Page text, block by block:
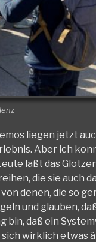
liegen jetzt
Aber ich
laßt das
die sie auch
denen, die so
und glauben,
bin, daß ein
wirklich etwas